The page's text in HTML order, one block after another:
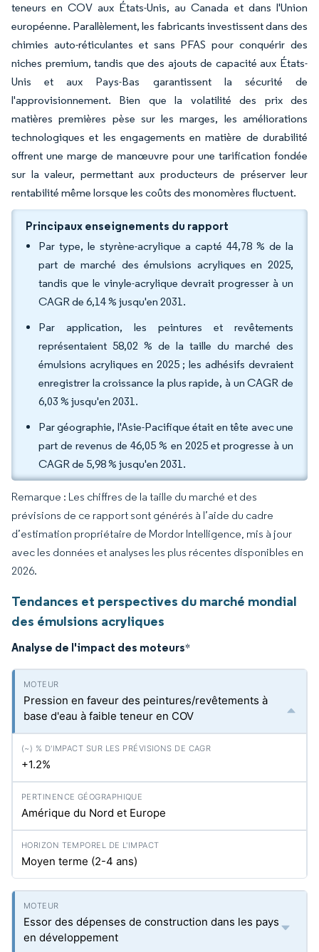
teneurs en COV aux États-Unis, au Canada et dans l'Union
européenne. Parallèlement, les fabricants investissent dans des
chimies auto-réticulantes et sans PFAS pour conquérir des
niches premium, tandis que des ajouts de capacité aux États-
Unis et aux Pays-Bas garantissent la sécurité de
l'approvisionnement. Bien que la volatilité des prix des
matières premières pèse sur les marges, les améliorations
technologiques et les engagements en matière de durabilité
offrent une marge de manœuvre pour une tarification fondée
sur la valeur, permettant aux producteurs de préserver leur
rentabilité même lorsque les coûts des monomères fluctuent.
Principaux enseignements du rapport
Par type, le styrène-acrylique a capté 44,78 % de la
part de marché des émulsions acryliques en 2025,
tandis que le vinyle-acrylique devrait progresser à un
CAGR de 6,14 % jusqu'en 2031.
Par application, les peintures et revêtements
représentaient 58,02 % de la taille du marché des
émulsions acryliques en 2025 ; les adhésifs devraient
enregistrer la croissance la plus rapide, à un CAGR de
6,03 % jusqu'en 2031.
Par géographie, l'Asie-Pacifique était en tête avec une
part de revenus de 46,05 % en 2025 et progresse à un
CAGR de 5,98 % jusqu'en 2031.
Remarque : Les chiffres de la taille du marché et des
prévisions de ce rapport sont générés à l’aide du cadre
d’estimation propriétaire de Mordor Intelligence, mis à jour
avec les données et analyses les plus récentes disponibles en
2026.
Tendances et perspectives du marché mondial
des émulsions acryliques
Analyse de l'impact des moteurs*
Pression en faveur des peintures/revêtements à
base d'eau à faible teneur en COV
+1.2%
Amérique du Nord et Europe
Moyen terme (2-4 ans)
Essor des dépenses de construction dans les pays
en développement